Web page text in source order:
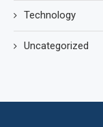
Technology
Uncategorized